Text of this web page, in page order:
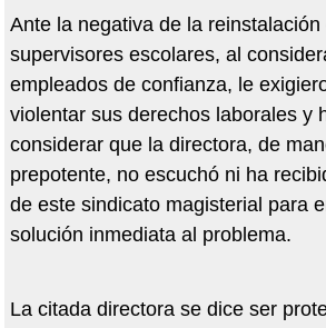
Ante la negativa de la reinstalación
supervisores escolares, al
empleados de confianza, le
violentar sus derechos laborales y
considerar que la directora, de
prepotente, no escuchó ni ha
de este sindicato magisterial para
solución inmediata al problema.
La citada directora se dice ser